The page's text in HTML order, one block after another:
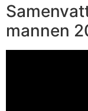
mannen